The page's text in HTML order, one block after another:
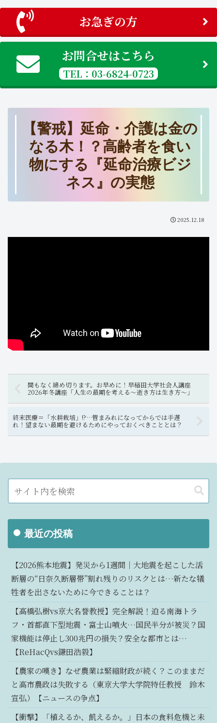
お急ぎの方
お問合せはこちら
TEL：03-6824-0723
【警戒】延命・介護は金の
なる木！？高齢者を食い
物にする『延命治療ビジ
ネス』の実態
2025.12.18
間もなく締め切ります。お早めに！早稲田大学社会人講座
2026年冬講座「人生の最期を考える～逝き方は生き方～」
終末医療＝「水耕栽培」!?…管まみれになってからでは手遅
れ！望まない最期を避けるためにやっておくべきこととは？
最近の投稿
【2026熊本地震】発災から1週間｜大地震を起こした活
断層の“日奈久断層帯”割れ残りのリスクとは…新たな犠
牲者を出さないために今できることは？
【高橋弘樹vs京大名誉教授】完全解説！迫る南海トラ
フ・首都直下型地震・富士山噴火…国民半分が被災？国
家機能は停止し300兆円の損失？安全な都市とは…
【ReHacQvs鎌田浩毅】
【農家の嘆き】なぜ農業は緊縮財政が続く？このままだ
と高市農政は失敗する（東京大学大学院特任教授 鈴木
宣弘）【ニュースの争点】
【衝撃】「植えるか、飢えるか。」日本の食料危機と未